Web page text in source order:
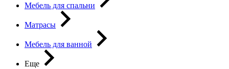
Мебель для спальни
Матрасы
Мебель для ванной
Еще